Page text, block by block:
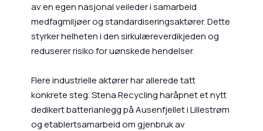
av en egen nasjonal veileder i samarbeid
medfagmiljøer og standardiseringsaktører. Dette
styrker helheten i den sirkulæreverdikjeden og
reduserer risiko for uønskede hendelser.
Flere industrielle aktører har allerede tatt
konkrete steg. Stena Recycling haråpnet et nytt
dedikert batterianlegg på Ausenfjellet i Lillestrøm
og etablertsamarbeid om gjenbruk av